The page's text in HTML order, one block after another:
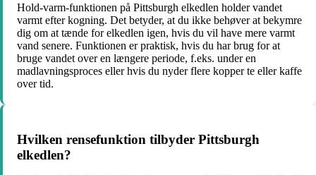
Hold-varm-funktionen på Pittsburgh elkedlen holder vandet
varmt efter kogning. Det betyder, at du ikke behøver at bekymre
dig om at tænde for elkedlen igen, hvis du vil have mere varmt
vand senere. Funktionen er praktisk, hvis du har brug for at
bruge vandet over en længere periode, f.eks. under en
madlavningsproces eller hvis du nyder flere kopper te eller kaffe
over tid.
Hvilken rensefunktion tilbyder Pittsburgh
elkedlen?